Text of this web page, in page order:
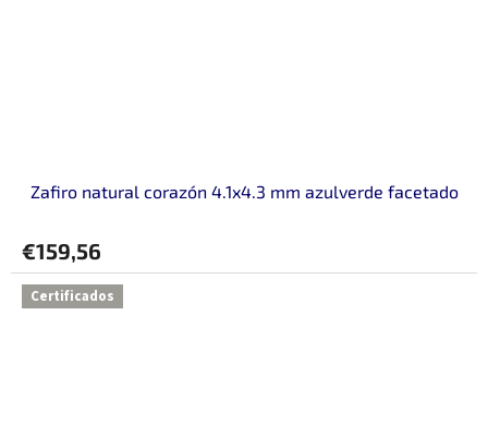
Zafiro natural corazón 4.1x4.3 mm azulverde facetado
€159,56
Certificados